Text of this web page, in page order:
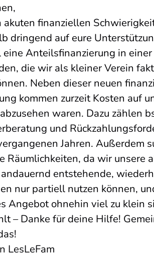
akuten finanziellen
dringend auf eure
Anteilsfinanzierung in
die wir als kleiner Verein
Neben dieser neuen
kommen zurzeit Kosten auf
waren. Dazu zählen
und
Jahren. Außerdem
Räumlichkeiten, da wir unsere
entstehende,
nur partiell nutzen können,
Angebot ohnehin viel zu klein
– Danke für deine Hilfe!
LesLeFam